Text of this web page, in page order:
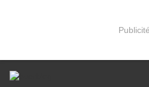
Publicité